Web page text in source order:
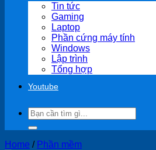
Tin tức
Gaming
Laptop
Phần cứng máy tính
Windows
Lập trình
Tổng hợp
Youtube
Search
for:
Home / Phần mềm